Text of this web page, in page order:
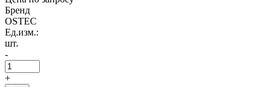
Бренд
OSTEC
Ед.изм.:
шт.
-
+